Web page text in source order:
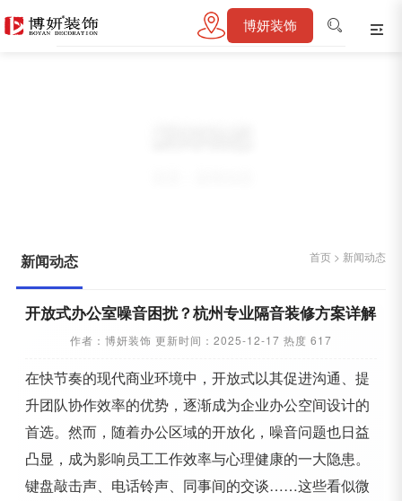
博妍装饰
新闻动态 首页 > 新闻动态
开放式办公室噪音困扰？杭州专业隔音装修方案详解
作者：博妍装饰 更新时间：2025-12-17 热度 617
在快节奏的现代商业环境中，开放式以其促进沟通、提
升团队协作效率的优势，逐渐成为企业办公空间设计的
首选。然而，随着办公区域的开放化，噪音问题也日益
凸显，成为影响员工工作效率与心理健康的一大隐患。
键盘敲击声、电话铃声、同事间的交谈……这些看似微